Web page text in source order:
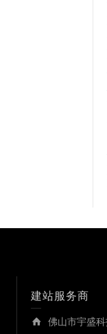
建站服务商
佛山市宇盛